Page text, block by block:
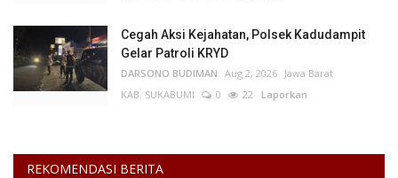
Cegah Aksi Kejahatan, Polsek Kadudampit
Gelar Patroli KRYD
DARSONO BUDIMAN Aug 2, 2026 Jawa Barat
KAB. SUKABUMI
0 22 Laporkan
REKOMENDASI BERITA